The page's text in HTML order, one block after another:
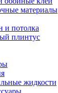
материалы
и потолка
плинтус
жидкости